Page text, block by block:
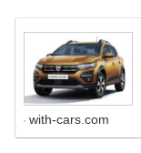
with-cars.com